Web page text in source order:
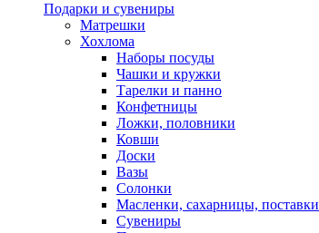
Подарки и сувениры
Матрешки
Хохлома
Наборы посуды
Чашки и кружки
Тарелки и панно
Конфетницы
Ложки, половники
Ковши
Доски
Вазы
Солонки
Масленки, сахарницы, поставки
Сувениры